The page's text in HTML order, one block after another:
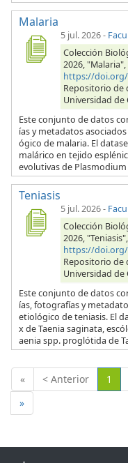
Malaria
5 jul. 2026-
Colección
2026, "Malaria",
https://doi.org/
Repositorio de
Universidad de
Este conjunto de datos
ías y metadatos
ógico de malaria. El
malárico en tejido
evolutivas de
Teniasis
5 jul. 2026-
Colección
2026, "Teniasis",
https://doi.org/
Repositorio de
Universidad de
Este conjunto de datos
ías, fotografías y
etiológico de teniasis. El
x de Taenia saginata,
aenia spp. proglótida de
« < Anterior 1
»